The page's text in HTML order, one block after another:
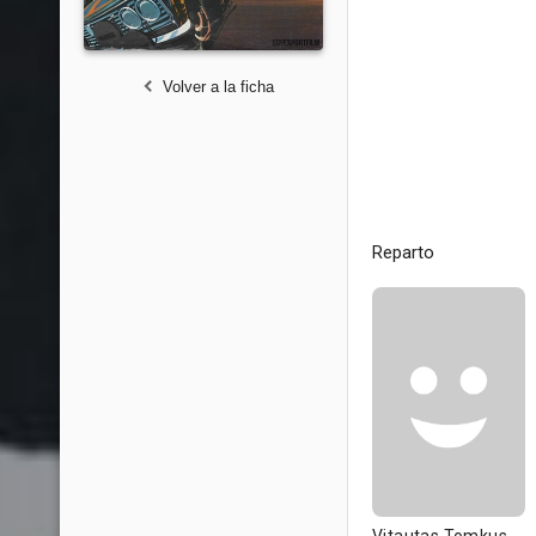
Volver a la ficha
Reparto